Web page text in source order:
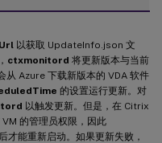
Url 以获取 UpdateInfo.json 文
ctxmonitord 将更新版本与当前
从 Azure 下载新版本的 VDA 软件
的设置运行更新。对
以触发更新。但是，在 Citrix
的管理员权限，因此
才能重新启动。如果更新失败，